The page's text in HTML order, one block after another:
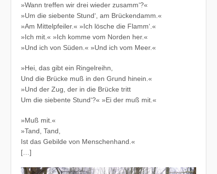
»Wann treffen wir drei wieder zusamm‘?«
»Um die siebente Stund‘, am Brückendamm.«
»Am Mittelpfeiler.« »Ich lösche die Flamm‘.«
»Ich mit.« »Ich komme vom Norden her.«
»Und ich von Süden.« »Und ich vom Meer.«
»Hei, das gibt ein Ringelreihn,
Und die Brücke muß in den Grund hinein.«
»Und der Zug, der in die Brücke tritt
Um die siebente Stund‘?« »Ei der muß mit.«
»Muß mit.«
»Tand, Tand,
Ist das Gebilde von Menschenhand.«
[…]